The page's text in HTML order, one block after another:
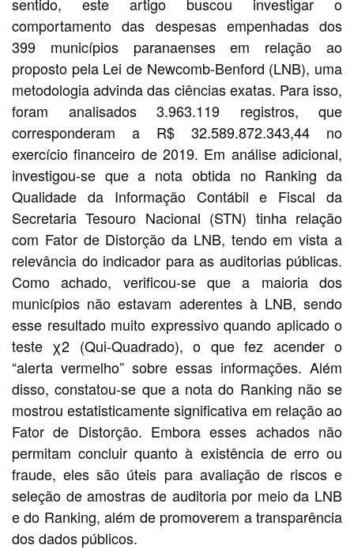
comportamento das despesas empenhadas dos
399 municípios paranaenses em relação ao
proposto pela Lei de Newcomb-Benford (LNB), uma
metodologia advinda das ciências exatas. Para isso,
foram analisados 3.963.119 registros, que
corresponderam a R$ 32.589.872.343,44 no
exercício financeiro de 2019. Em análise adicional,
investigou-se que a nota obtida no Ranking da
Qualidade da Informação Contábil e Fiscal da
Secretaria Tesouro Nacional (STN) tinha relação
com Fator de Distorção da LNB, tendo em vista a
relevância do indicador para as auditorias públicas.
Como achado, verificou-se que a maioria dos
municípios não estavam aderentes à LNB, sendo
esse resultado muito expressivo quando aplicado o
teste χ2 (Qui-Quadrado), o que fez acender o
“alerta vermelho” sobre essas informações. Além
disso, constatou-se que a nota do Ranking não se
mostrou estatisticamente significativa em relação ao
Fator de Distorção. Embora esses achados não
permitam concluir quanto à existência de erro ou
fraude, eles são úteis para avaliação de riscos e
seleção de amostras de auditoria por meio da LNB
e do Ranking, além de promoverem a transparência
dos dados públicos.